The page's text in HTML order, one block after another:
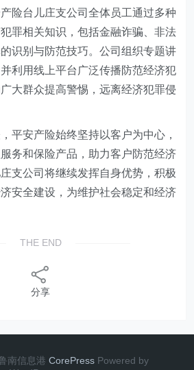
险台儿庄支公司全体员工通过多种
罪相关知识，包括金融诈骗、非法
识别与防范技巧。公司组织专题讲
利用线上平台广泛传播防范经济犯
大群众提高警惕，远离经济犯罪侵
平安产险始终坚持以客户为中心，
务和保险产品，助力客户防范经济
支公司将继续发挥自身优势，积极
安全建设，为维护社会稳定和经济
THE END
分享
南信息港 CorePress Powered by